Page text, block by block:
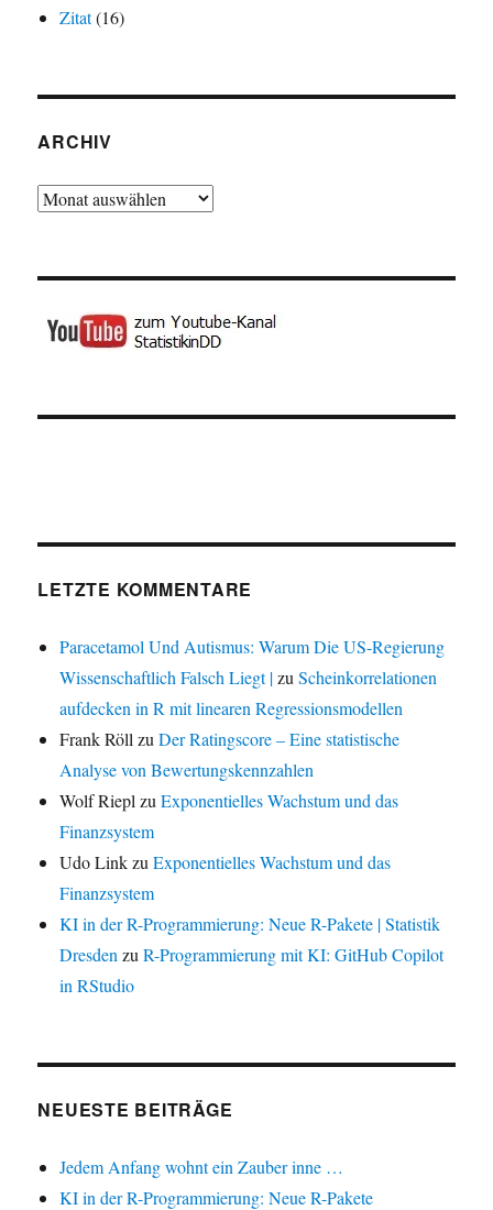
Zitat(16)
ARCHIV
Archiv
LETZTE KOMMENTARE
Paracetamol Und Autismus: Warum Die US-Regierung
Wissenschaftlich Falsch Liegt |zuScheinkorrelationen
aufdecken in R mit linearen Regressionsmodellen
Frank Röll zuDer Ratingscore – Eine statistische
Analyse von Bewertungskennzahlen
Wolf Riepl zuExponentielles Wachstum und das
Finanzsystem
Udo LinkzuExponentielles Wachstum und das
Finanzsystem
KI in der R-Programmierung: Neue R-Pakete | Statistik
Dresden zuR-Programmierung mit KI: GitHub Copilot
in RStudio
NEUESTE BEITRÄGE
Jedem Anfang wohnt ein Zauber inne …
KI in der R-Programmierung: Neue R-Pakete